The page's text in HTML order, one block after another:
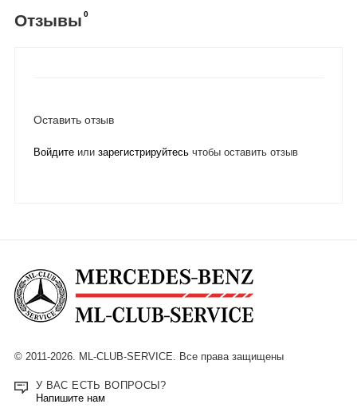
Отзывы 0
Оставить отзыв
Войдитеили зарегистрируйтесьчтобы оставить отзыв
© 2011-2026. ML-CLUB-SERVICE. Все права защищены
У ВАС ЕСТЬ ВОПРОСЫ?
Напишите нам